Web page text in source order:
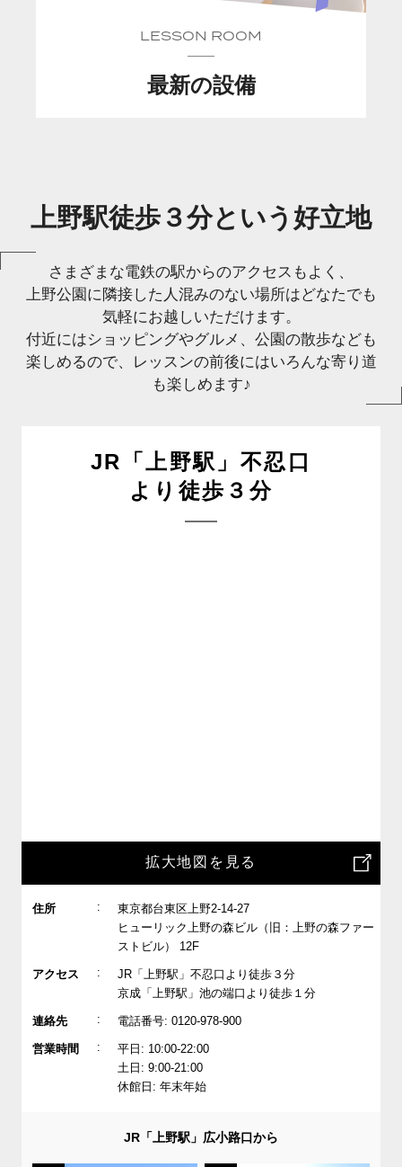
LESSON ROOM
最新の設備
上野駅徒歩３分という好立地
さまざまな電鉄の駅からのアクセスもよく、
上野公園に隣接した人混みのない場所はどなたでも
気軽にお越しいただけます。
付近にはショッピングやグルメ、公園の散歩なども
楽しめるので、レッスンの前後にはいろんな寄り道
も楽しめます♪
JR「上野駅」不忍口
より徒歩３分
拡大地図を見る
住所 :
東京都台東区上野2-14-27
ヒューリック上野の森ビル（旧：上野の森ファー
ストビル） 12F
アクセス :
JR「上野駅」不忍口より徒歩３分
京成「上野駅」池の端口より徒歩１分
連絡先 : 電話番号: 0120-978-900
営業時間 :
平日: 10:00-22:00
土日: 9:00-21:00
休館日: 年末年始
JR「上野駅」広小路口から